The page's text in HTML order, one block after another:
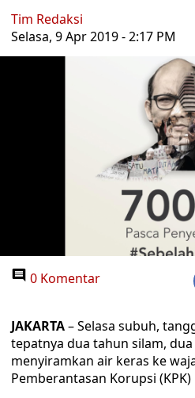
Tim Redaksi
Selasa, 9 Apr 2019 - 2:17 PM
0 Komentar
JAKARTA– Selasa subuh,
tepatnya dua tahun silam,
menyiramkan air keras ke
Pemberantasan Korupsi